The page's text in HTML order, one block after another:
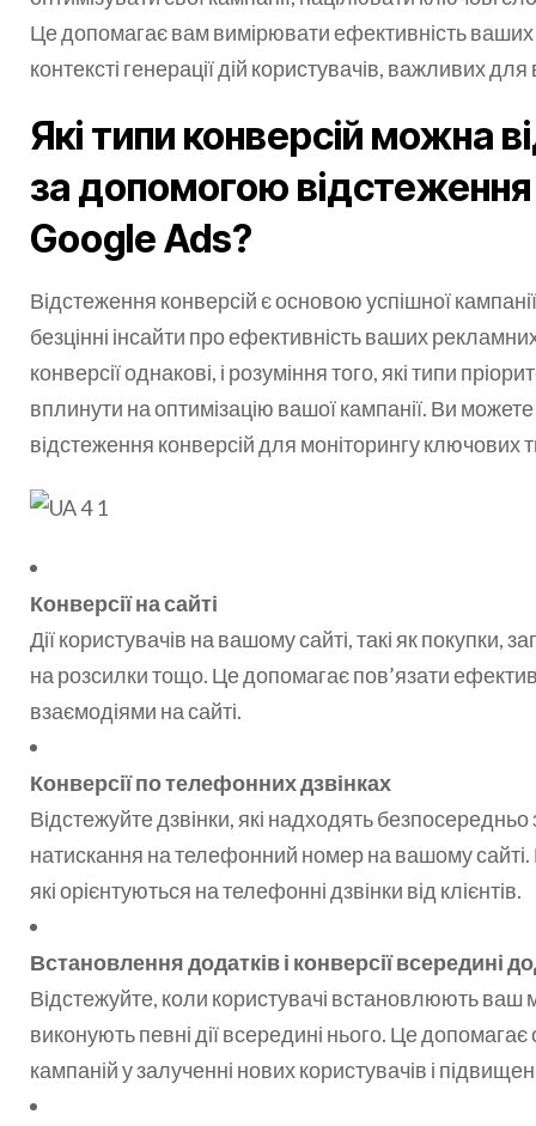
Це допомагає вам вимірювати ефективність
контексті генерації дій користувачів, важливих
Які типи конверсій можна
за допомогою відстеження
Google Ads?
Відстеження конверсій є основою успішної
безцінні інсайти про ефективність ваших
конверсії однакові, і розуміння того, які типи
вплинути на оптимізацію вашої кампанії. Ви
відстеження конверсій для моніторингу ключових
Конверсії на сайті
Дії користувачів на вашому сайті, такі як покупки,
на розсилки тощо. Це допомагає пов’язати
взаємодіями на сайті.
Конверсії по телефонних дзвінках
Відстежуйте дзвінки, які надходять
натискання на телефонний номер на вашому сайті.
які орієнтуються на телефонні дзвінки від клієнтів.
Встановлення додатків і конверсії всередині
Відстежуйте, коли користувачі встановлюють ваш
виконують певні дії всередині нього. Це допомагає
кампаній у залученні нових користувачів і